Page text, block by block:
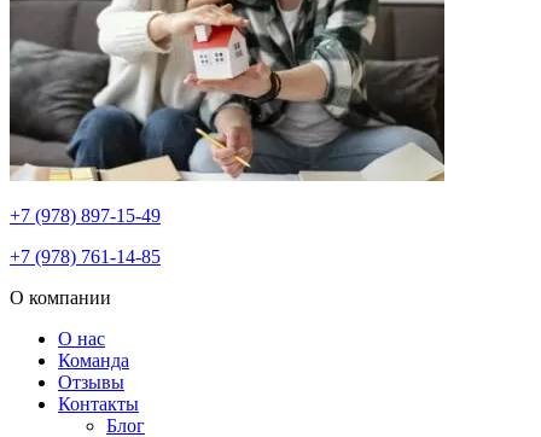
+7 (978) 897-15-49
+7 (978) 761-14-85
О компании
О нас
Команда
Отзывы
Контакты
Блог